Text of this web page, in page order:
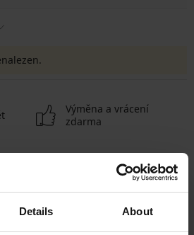
Details About
Výměna a vrácení
zdarma